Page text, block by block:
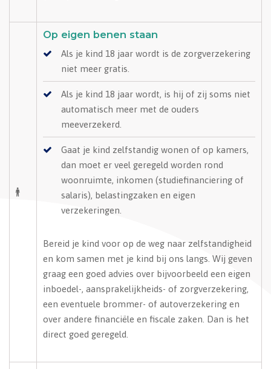
Op eigen benen staan
Als je kind 18 jaar wordt is de zorgverzekering
niet meer gratis.
Als je kind 18 jaar wordt, is hij of zij soms niet
automatisch meer met de ouders
meeverzekerd.
Gaat je kind zelfstandig wonen of op kamers,
dan moet er veel geregeld worden rond
woonruimte, inkomen (studiefinanciering of
salaris), belastingzaken en eigen
verzekeringen.
Bereid je kind voor op de weg naar zelfstandigheid
en kom samen met je kind bij ons langs. Wij geven
graag een goed advies over bijvoorbeeld een eigen
inboedel-, aansprakelijkheids- of zorgverzekering,
een eventuele brommer- of autoverzekering en
over andere financiële en fiscale zaken. Dan is het
direct goed geregeld.